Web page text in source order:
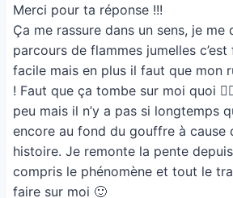
Merci pour ta réponse !!!
Ça me rassure dans un sens, je me
parcours de flammes jumelles
facile mais en plus il faut que mon
! Faut que ça tombe sur moi quoi
peu mais il n’y a pas si longtemps
encore au fond du gouffre à cause
histoire. Je remonte la pente depuis
compris le phénomène et tout le
faire sur moi 🙂